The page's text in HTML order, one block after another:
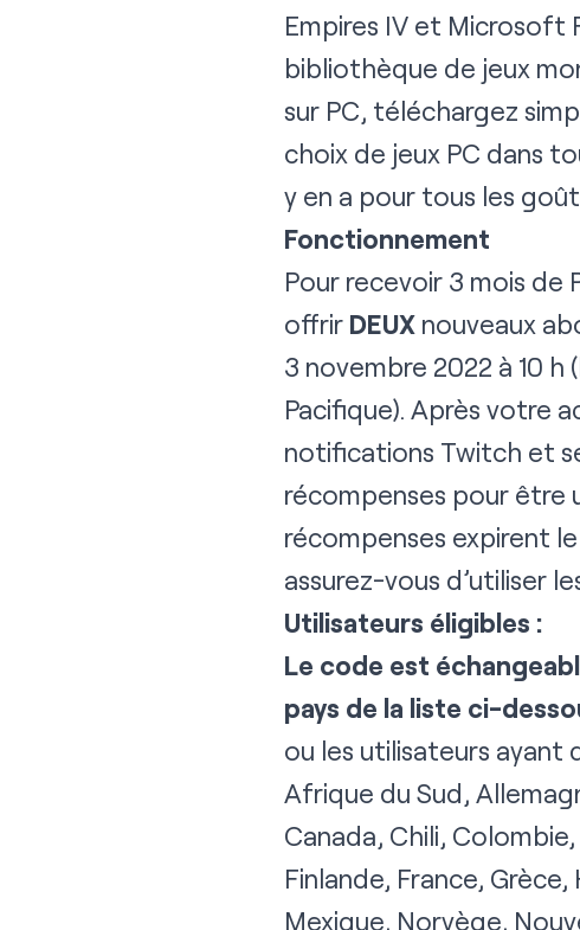
Empires IV et Microsoft
bibliothèque de jeux
sur PC, téléchargez
choix de jeux PC dans
y en a pour tous les
Fonctionnement
Pour recevoir 3 mois de
offrir DEUX nouveaux
3 novembre 2022 à 10 h
Pacifique). Après votre
notifications Twitch et
récompenses pour être
récompenses expirent
assurez-vous d’utiliser
Utilisateurs éligibles :
Le code est
pays de la liste ci-
ou les utilisateurs ayant
Afrique du Sud,
Canada, Chili,
Finlande, France,
Mexique, Norvège,